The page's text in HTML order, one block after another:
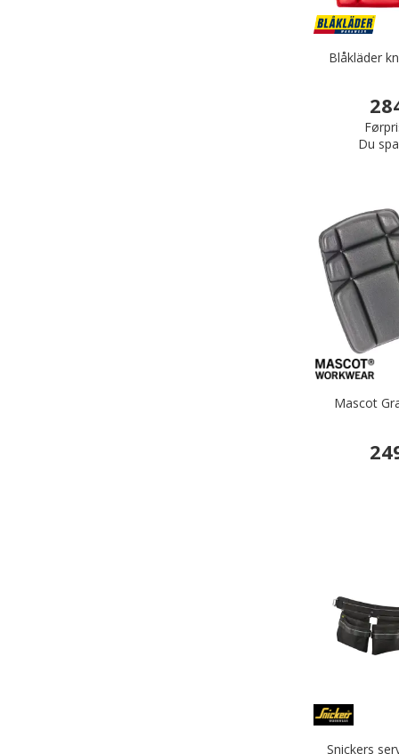
Blåkläder
Du
Mascot
Snickers